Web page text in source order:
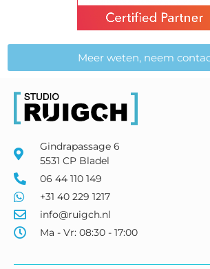
Meer weten, neem
Gindrapassage 6
5531 CP Bladel
06 44 110 149
+31 40 229 1217
info@ruigch.nl
Ma - Vr: 08:30 - 17:00